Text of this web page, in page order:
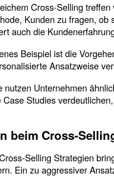
Cross-Selling
Kunden zu fragen,
auch die
Beispiel ist die
Ansatzweise
nutzen Unternehmen
Studies
beim Cross-
Selling Strategien
Ein zu aggressiver